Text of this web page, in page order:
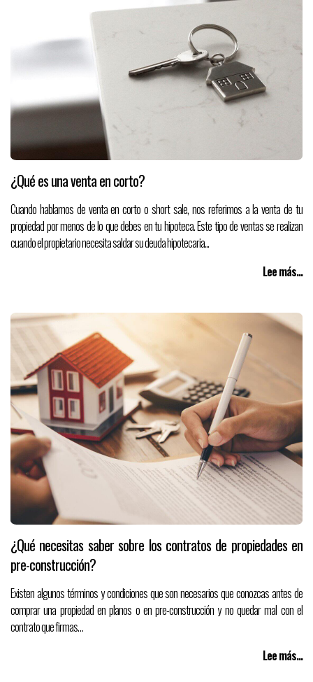
¿Qué es una venta en corto?
Cuando hablamos de venta en corto o short sale, nos referimos a la venta de tu
propiedad por menos de lo que debes en tu hipoteca. Este tipo de ventas se realizan
cuando el propietario necesita saldar su deuda hipotecaria...
Lee más...
¿Qué necesitas saber sobre los contratos de propiedades en
pre-construcción?
Existen algunos términos y condiciones que son necesarios que conozcas antes de
comprar una propiedad en planos o en pre-construcción y no quedar mal con el
contrato que firmas…
Lee más...